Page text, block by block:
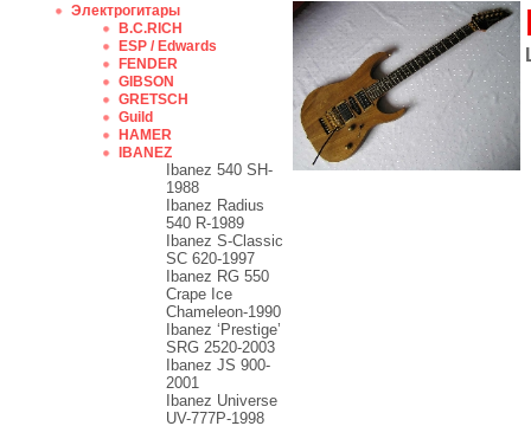
Электрогитары
B.C.RICH
ESP / Edwards
FENDER
GIBSON
GRETSCH
Guild
HAMER
IBANEZ
Ibanez 540 SH-
1988
Ibanez Radius
540 R-1989
Ibanez S-Classic
SC 620-1997
Ibanez RG 550
Crape Ice
Chameleon-1990
Ibanez ‘Prestige’
SRG 2520-2003
Ibanez JS 900-
2001
Ibanez Universe
UV-777P-1998